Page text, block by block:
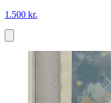
1.500 kr.